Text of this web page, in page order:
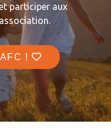
participer aux
AFC !